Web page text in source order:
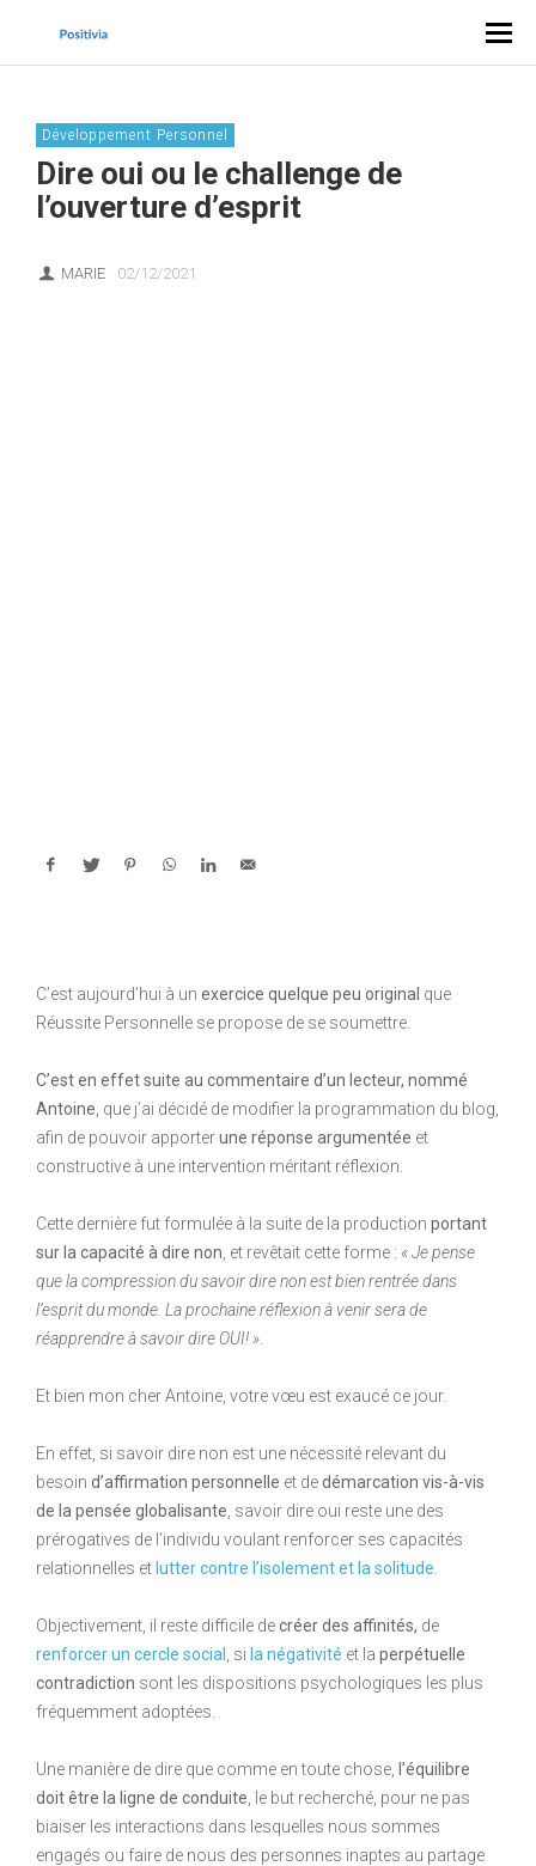
Développement Personnel
Dire oui ou le challenge de
l’ouverture d’esprit
MARIE 02/12/2021
C’est aujourd’hui à un exercice quelque peu original que
Réussite Personnelle se propose de se soumettre.
C’est en effet suite au commentaire d’un lecteur, nommé
Antoine , que j’ai décidé de modifier la programmation du blog,
afin de pouvoir apporterune réponse argumentée et
constructive à une intervention méritant réflexion.
Cette dernière fut formulée à la suite de la production portant
sur la capacité à dire non , et revêtait cette forme : « Je pense
que la compression du savoir dire non est bien rentrée dans
l’esprit du monde. La prochaine réflexion à venir sera de
réapprendre à savoir dire OUI! »
Et bien mon cher Antoine, votre vœu est exaucé ce jour.
En effet, si savoir dire non est une nécessité relevant du
besoin d’affirmation personnelle et dedémarcation vis-à-vis
de la pensée globalisante , savoir dire oui reste une des
prérogatives de l’individu voulant renforcer ses capacités
relationnelles et lutter contre l’isolement et la solitude
Objectivement, il reste difficile decréer des affinités, de
renforcer un cercle social
, si la négativité et la perpétuelle
contradiction sont les dispositions psychologiques les plus
fréquemment adoptées.
Une manière de dire que comme en toute chose, l’équilibre
doit être la ligne de conduite , le but recherché, pour ne pas
biaiser les interactions dans lesquelles nous sommes
engagés ou faire de nous des personnes inaptes au partage